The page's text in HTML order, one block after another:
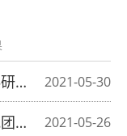
2021-05-30
项目
成 2021-05-26
队研